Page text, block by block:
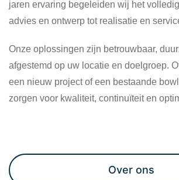
jaren ervaring begeleiden wij het
advies en ontwerp tot realisatie en
Onze oplossingen zijn betrouwbaar,
afgestemd op uw locatie en doelgroep.
een nieuw project of een bestaande
zorgen voor kwaliteit, continuïteit en
Over ons